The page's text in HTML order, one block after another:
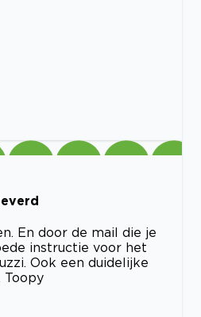
En door de mail die je
instructie voor het
Ook een duidelijke
Toopy